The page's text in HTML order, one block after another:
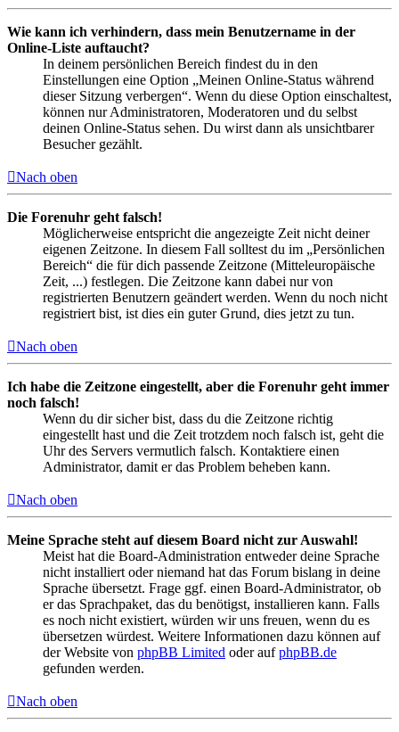
Wie kann ich verhindern, dass mein Benutzername in der
Online-Liste auftaucht?
In deinem persönlichen Bereich findest du in den
Einstellungen eine Option „Meinen Online-Status während
dieser Sitzung verbergen“. Wenn du diese Option einschaltest,
können nur Administratoren, Moderatoren und du selbst
deinen Online-Status sehen. Du wirst dann als unsichtbarer
Besucher gezählt.
Nach oben
Die Forenuhr geht falsch!
Möglicherweise entspricht die angezeigte Zeit nicht deiner
eigenen Zeitzone. In diesem Fall solltest du im „Persönlichen
Bereich“ die für dich passende Zeitzone (Mitteleuropäische
Zeit, ...) festlegen. Die Zeitzone kann dabei nur von
registrierten Benutzern geändert werden. Wenn du noch nicht
registriert bist, ist dies ein guter Grund, dies jetzt zu tun.
Nach oben
Ich habe die Zeitzone eingestellt, aber die Forenuhr geht immer
noch falsch!
Wenn du dir sicher bist, dass du die Zeitzone richtig
eingestellt hast und die Zeit trotzdem noch falsch ist, geht die
Uhr des Servers vermutlich falsch. Kontaktiere einen
Administrator, damit er das Problem beheben kann.
Nach oben
Meine Sprache steht auf diesem Board nicht zur Auswahl!
Meist hat die Board-Administration entweder deine Sprache
nicht installiert oder niemand hat das Forum bislang in deine
Sprache übersetzt. Frage ggf. einen Board-Administrator, ob
er das Sprachpaket, das du benötigst, installieren kann. Falls
es noch nicht existiert, würden wir uns freuen, wenn du es
übersetzen würdest. Weitere Informationen dazu können auf
der Website von phpBB Limited oder aufphpBB.de
gefunden werden.
Nach oben